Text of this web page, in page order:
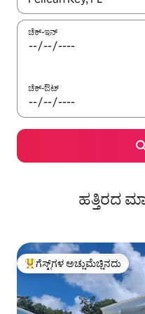
ಚೆಕ್-ಇನ್
ಚೆಕ್-ಔಟ್
ಹತ್ತಿರದ
ಗೆಸ್ಟ್‌ಗಳಿಗೆ ಅತಿ ಹೆಚ್ಚು
ಗೆಸ್ಟ್‌ಗಳ ಅಚ್ಚುಮೆಚ್ಚಿನದು